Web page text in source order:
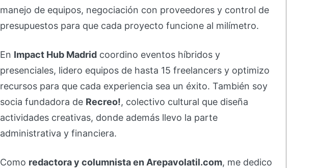
manejo de equipos, negociación con proveedores y control de
presupuestos para que cada proyecto funcione al milímetro.
En Impact Hub Madridcoordino eventos híbridos y
presenciales, lidero equipos de hasta 15 freelancers y optimizo
recursos para que cada experiencia sea un éxito. También soy
socia fundadora de Recreo!, colectivo cultural que diseña
actividades creativas, donde además llevo la parte
administrativa y financiera.
Como redactora y columnista en Arepavolatil.com, me dedico